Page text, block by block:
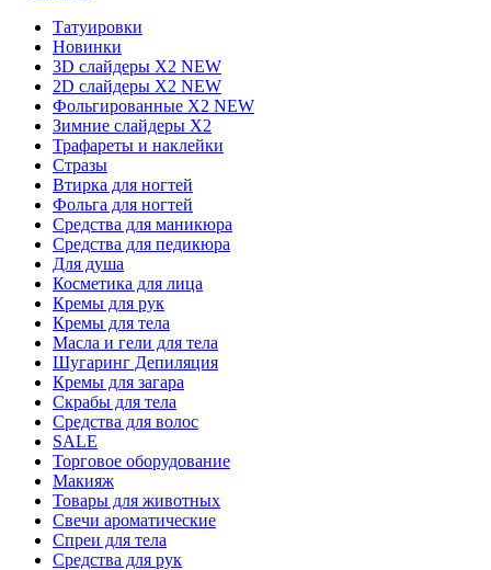
Татуировки
Новинки
3D слайдеры X2 NEW
2D слайдеры X2 NEW
Фольгированные X2 NEW
Зимние слайдеры Х2
Трафареты и наклейки
Стразы
Втирка для ногтей
Фольга для ногтей
Средства для маникюра
Средства для педикюра
Для душа
Косметика для лица
Кремы для рук
Кремы для тела
Масла и гели для тела
Шугаринг Депиляция
Кремы для загара
Скрабы для тела
Средства для волос
SALE
Торговое оборудование
Макияж
Товары для животных
Свечи ароматические
Спреи для тела
Средства для рук